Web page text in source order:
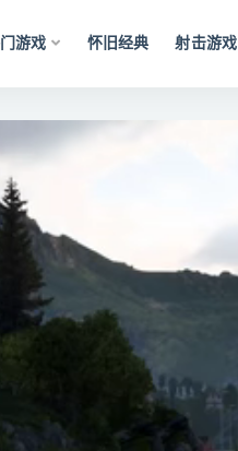
游戏 怀旧经典 射击游戏